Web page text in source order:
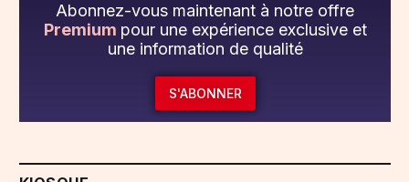
Abonnez-vous maintenant à notre offre
Premium pour une expérience exclusive et
une information de qualité
S'ABONNER